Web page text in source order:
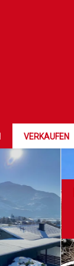
VERKAUFEN